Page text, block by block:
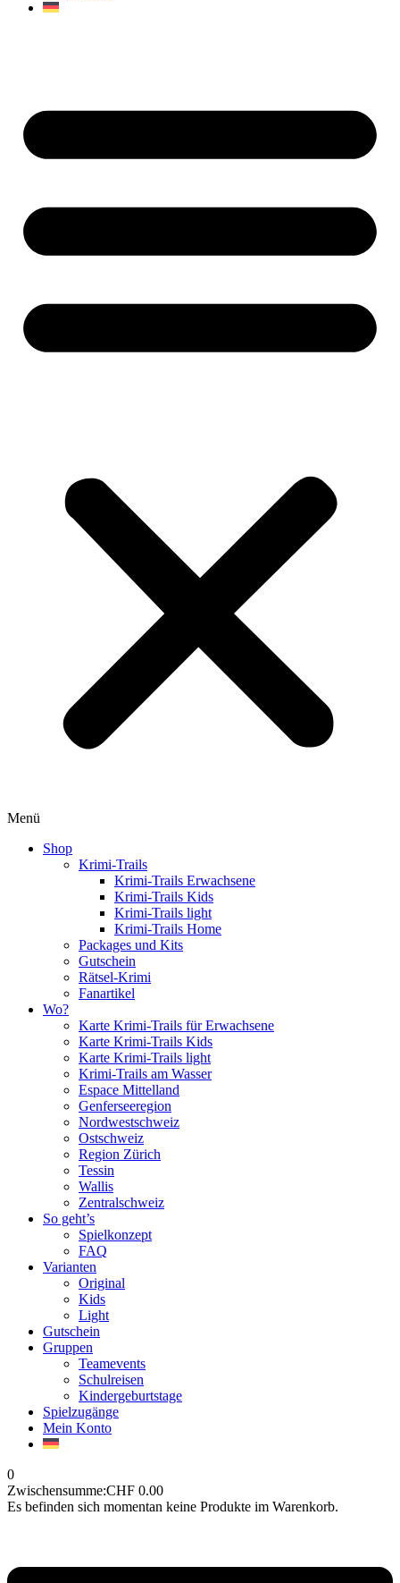
Menü
Shop
Krimi-Trails
Krimi-Trails Erwachsene
Krimi-Trails Kids
Krimi-Trails light
Krimi-Trails Home
Packages und Kits
Gutschein
Rätsel-Krimi
Fanartikel
Wo?
Karte Krimi-Trails für Erwachsene
Karte Krimi-Trails Kids
Karte Krimi-Trails light
Krimi-Trails am Wasser
Espace Mittelland
Genferseeregion
Nordwestschweiz
Ostschweiz
Region Zürich
Tessin
Wallis
Zentralschweiz
So geht’s
Spielkonzept
FAQ
Varianten
Original
Kids
Light
Gutschein
Gruppen
Teamevents
Schulreisen
Kindergeburtstage
Spielzugänge
Mein Konto
0
Zwischensumme:CHF 0.00
Es befinden sich momentan keine Produkte im Warenkorb.